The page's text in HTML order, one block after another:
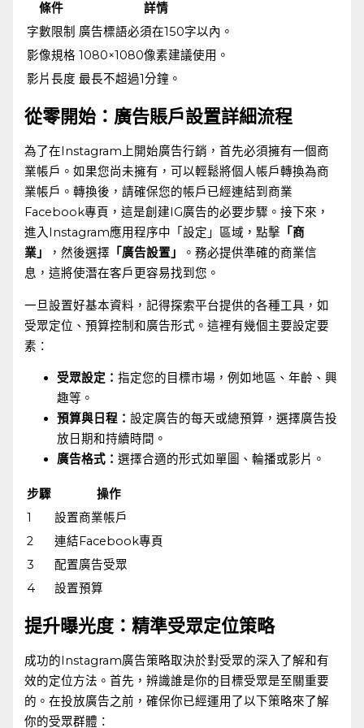
條件
詳情
字數限制 廣告標語必須在150字以內。
影像規格 1080×1080像素建議使用。
影片長度 最長不超過1分鐘。
從零開始：廣告賬戶設置詳細流程
為了在Instagram上開始廣告行銷，首先必須擁有一個商
業帳戶。如果您尚未擁有，可以輕鬆將個人帳戶轉換為商
業帳戶。轉換後，請確保您的帳戶已經連結到商業
Facebook專頁，這是創建IG廣告的必要步驟。接下來，
進入Instagram應用程序中「設定」區域，點擊 「商
業」
，然後選擇 「廣告設置」
。務必提供準確的商業信
息，這將使潛在客戶更容易找到您。
一旦設置好基本資料，記得探索平台提供的各種工具，如
受眾定位、預算控制和廣告形式。這裡有幾個主要設定要
素：
受眾設定：指定您的目標市場，例如地區、年齡、興
趣等。
預算與日程：設定廣告的每天或總預算，選擇廣告投
放日期和持續時間。
廣告格式：選擇合適的形式如單圖、輪播或影片。
步驟
操作
1
設置商業帳戶
2
連結Facebook專頁
3
配置廣告受眾
4
設置預算
提升曝光度：精準受眾定位策略
成功的Instagram廣告策略取決於對受眾的深入了解和有
效的定位方法。首先，辨識誰是你的目標受眾是至關重要
的。在投放廣告之前，確保你已經運用了以下策略來了解
你的受眾群體：